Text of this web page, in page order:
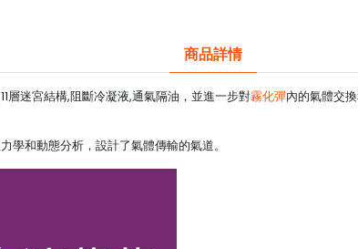
商品詳情
層迷宮結構,阻斷冷凝液,通氣隔油，並進一步對霧化彈內的氣體交
學和動態分析，設計了氣體傳輸的氣道。